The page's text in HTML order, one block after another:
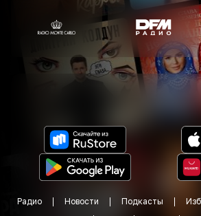
Радио Новости Подкасты